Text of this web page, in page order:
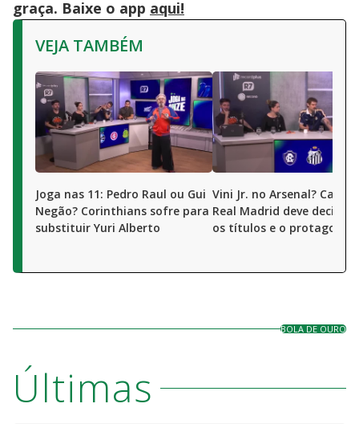
graça. Baixe o app aqui!
VEJA TAMBÉM
Joga nas 11: Pedro Raul ou Gui
Negão? Corinthians sofre para
substituir Yuri Alberto
Vini Jr. no Arsenal?
Real Madrid deve decidir
os títulos e o
BOLA DE OURO
Últimas